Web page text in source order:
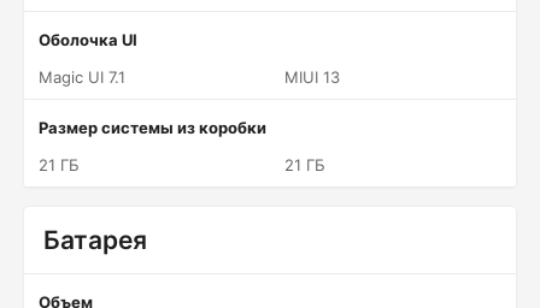
Оболочка UI
Magic UI 7.1
MIUI 13
Размер системы из коробки
21 ГБ
21 ГБ
Батарея
Объем